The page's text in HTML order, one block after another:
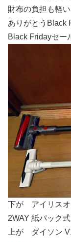
財布の負担も軽い
ありがとうBlack
Black Fridayセー
下が アイリスオ
2WAY 紙パック
上が ダイソン